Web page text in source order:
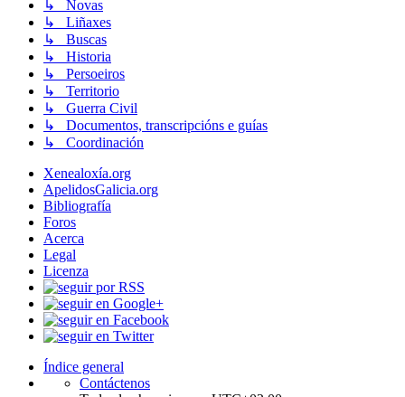
↳ Novas
↳ Liñaxes
↳ Buscas
↳ Historia
↳ Persoeiros
↳ Territorio
↳ Guerra Civil
↳ Documentos, transcripcións e guías
↳ Coordinación
Xenealoxía.org
ApelidosGalicia.org
Bibliografía
Foros
Acerca
Legal
Licenza
Índice general
Contáctenos